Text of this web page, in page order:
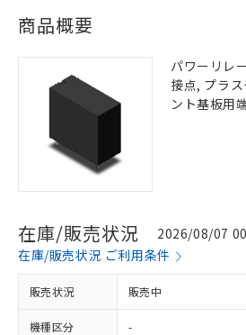
商品概要
パワーリレ
接点, プラ
ント基板用
在庫/販売状況
2026/08/07
在庫/販売状況 ご利用条件
販売状況 販売中
機種区分 -